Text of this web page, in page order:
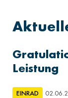
Leistung
EINRAD